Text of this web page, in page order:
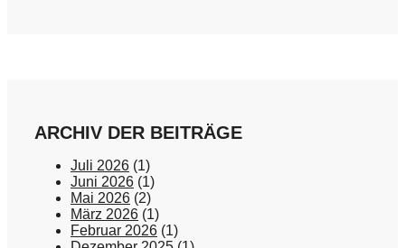
ARCHIV DER BEITRÄGE
Juli 2026 (1)
Juni 2026 (1)
Mai 2026 (2)
März 2026 (1)
Februar 2026 (1)